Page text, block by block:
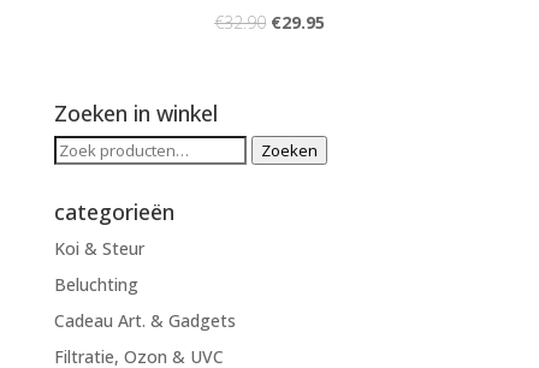
€32.90 €29.95
Zoeken in winkel
Zoeken
Zoeken
categorieën
Koi & Steur
Beluchting
Cadeau Art. & Gadgets
Filtratie, Ozon & UVC